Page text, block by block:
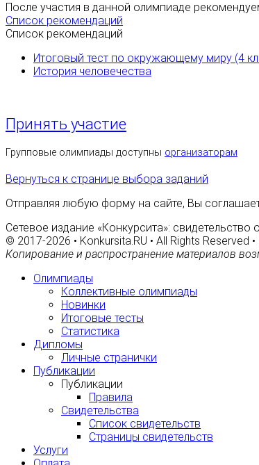
После участия в данной олимпиаде
Список рекомендаций
Список рекомендаций
Итоговый тест по окружающему миру (4
История человечества
Принять участие
Групповые олимпиады доступны организаторам
Вернуться к странице выбора заданий
Отправляя любую форму на сайте, Вы
Сетевое издание «Конкурсита»:
© 2017-2026 • Konkursita.RU • All Rights
Копирование и распространение материалов
Олимпиады
Коллективные олимпиады
Новинки
Итоговые тесты
Статистика
Дипломы
Личные странички
Публикации
Публикации
Правила
Свидетельства
Список свидетельств
Страницы свидетельств
Услуги